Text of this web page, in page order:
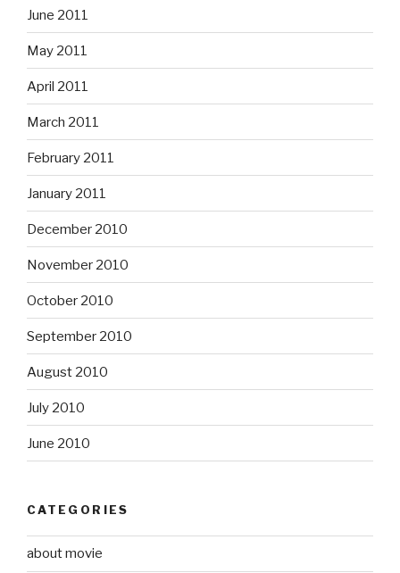
June 2011
May 2011
April 2011
March 2011
February 2011
January 2011
December 2010
November 2010
October 2010
September 2010
August 2010
July 2010
June 2010
CATEGORIES
about movie